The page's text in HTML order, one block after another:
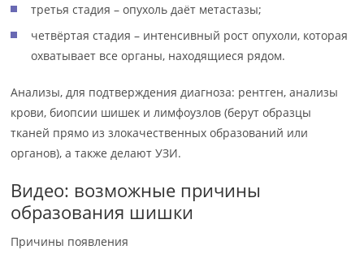
третья стадия – опухоль даёт метастазы;
четвёртая стадия – интенсивный рост опухоли, которая
охватывает все органы, находящиеся рядом.
Анализы, для подтверждения диагноза: рентген, анализы
крови, биопсии шишек и лимфоузлов (берут образцы
тканей прямо из злокачественных образований или
органов), а также делают УЗИ.
Видео: возможные причины
образования шишки
Причины появления